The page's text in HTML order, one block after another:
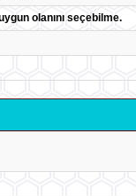
olanını seçebilme.